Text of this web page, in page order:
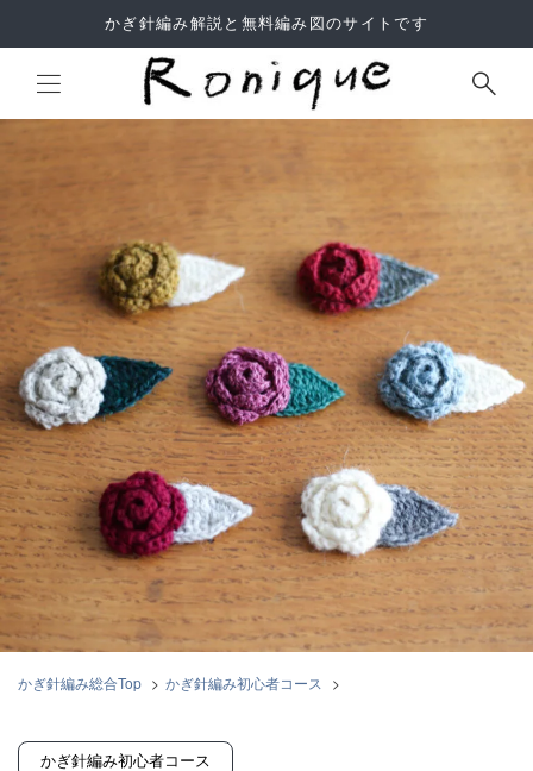
かぎ針編み解説と無料編み図のサイトです
よくあるご質問
利用規約
サイトマップ
かぎ針編み総合Top > かぎ針編み初心者コース
>
リア
かぎ針編み初心者コース